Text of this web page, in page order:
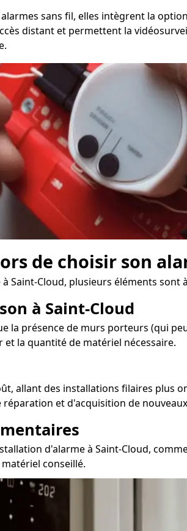
sans fil, elles intègrent la
distant et permettent la
de choisir son
Saint-Cloud, plusieurs éléments sont
à Saint-Cloud
la présence de murs porteurs (qui
la quantité de matériel nécessaire.
allant des installations filaires plus
et d'acquisition de
d'alarme à Saint-Cloud,
conseillé.